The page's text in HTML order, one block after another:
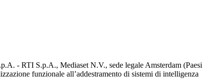
- RTI S.p.A., Mediaset N.V., sede legale Amsterdam (Paesi
funzionale all’addestramento di sistemi di intelligenza